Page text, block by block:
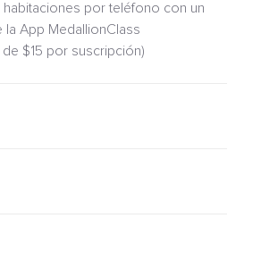
por teléfono con un
App MedallionClass
$15 por suscripción)